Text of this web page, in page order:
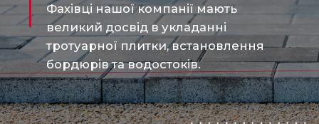
Фахівці нашої компанії мають
великий досвід в укладанні
тротуарної плитки, встановлення
бордюрів та водостоків.